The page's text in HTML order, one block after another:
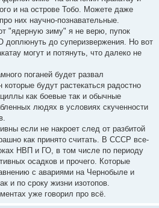
и на острове Тобо. Можете даже
них научно-познавательные.
"ядерную зиму" я не верю, пупок
доплюнуть до суперизвержения. Но вот
могут и потянуть, что далеко не
поганей будет развал
будут растекаться радостно
как боевые так и обычные
людях в условиях скученности
если не накроет след от разбитой
как принято считать. В СССР все-
НВП и ГО, в том числе по периоду
осадков и прочего. Которые
с авариями на Чернобыле и
и по сроку жизни изотопов.
уже говорил про всё.